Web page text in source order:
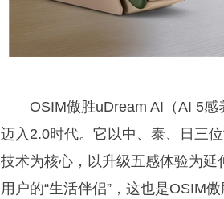
OSIM傲胜uDream AI（AI 5
迈入2.0时代。它以中、泰、日三
技术为核心，以升级五感体验为
用户的“生活伴侣”，这也是OSIM